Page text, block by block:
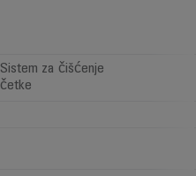
Sistem za čišćenje
četke